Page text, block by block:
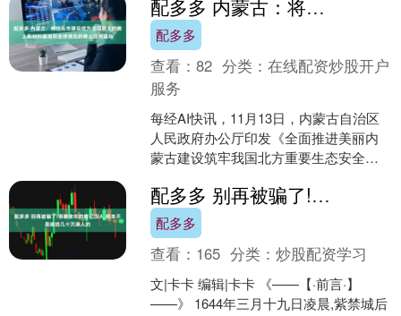
配多多 内蒙古：将包头市建设成为全国最大的稀土新材料基地和全球领先的稀土应用基地
配多多
查看：82 分类：在线配资炒股开户
服务
每经AI快讯，11月13日，内蒙古自治区
人民政府办公厅印发《全面推进美丽内
蒙古建设筑牢我国北方重要生态安全屏
提出，全面....
配多多 别再被骗了!明朝末年的数亿汉人,根本不是输给几十万满人的
配多多
查看： 165 分类：炒股配资学习
文|卡卡 编辑|卡卡 《——【·前言·】
——》 1644年三月十九日凌晨,紫禁城后